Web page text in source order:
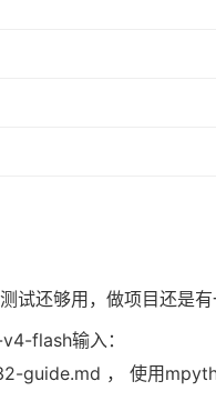
试还够用，做项目还是
flash输入：
guide.md ， 使用